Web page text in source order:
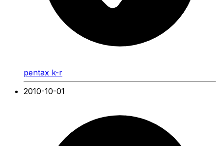
pentax k-r
2010-10-01